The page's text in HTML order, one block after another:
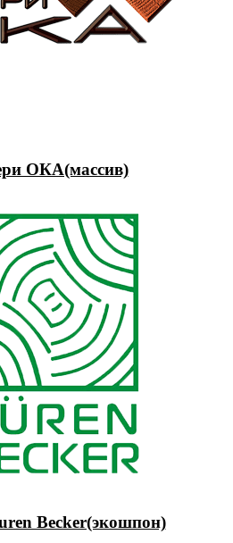
ОКА(массив)
Becker(экошпон)